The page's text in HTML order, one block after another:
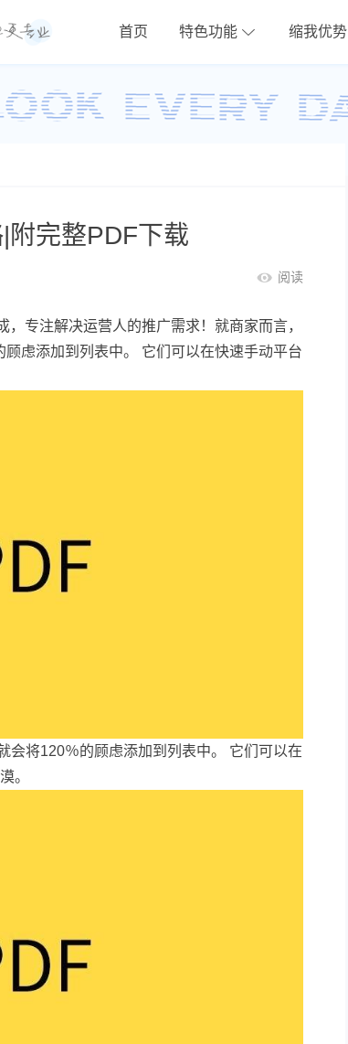
首页 特色功能 缩我优势
附完整PDF下载
阅读
，专注解决运营人的推广需求！就商家而言，
虑添加到列表中。 它们可以在快速手动平台
会将120％的顾虑添加到列表中。 它们可以在
。